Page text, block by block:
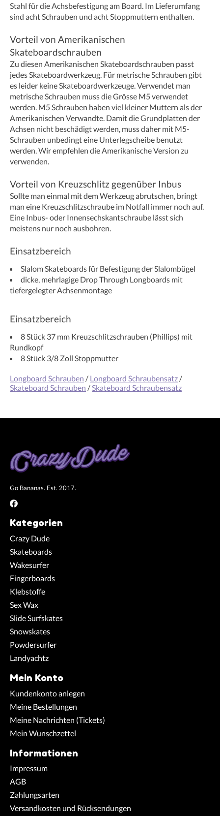
Stahl für die Achsbefestigung am Board. Im Lieferumfang
sind acht Schrauben und acht Stoppmuttern enthalten.
Vorteil von Amerikanischen
Skateboardschrauben
Zu diesen Amerikanischen Skateboardschrauben passt
jedes Skateboardwerkzeug. Für metrische Schrauben gibt
es leider keine Skateboardwerkzeuge. Verwendet man
metrische Schrauben muss die Grösse M5 verwendet
werden. M5 Schrauben haben viel kleiner Muttern als der
Amerikanischen Verwandte. Damit die Grundplatten der
Achsen nicht beschädigt werden, muss daher mit M5-
Schrauben unbedingt eine Unterlegscheibe benutzt
werden. Wir empfehlen die Amerikanische Version zu
verwenden.
Vorteil von Kreuzschlitz gegenüber Inbus
Sollte man einmal mit dem Werkzeug abrutschen, bringt
man eine Kreuzschlitzschraube im Notfall immer noch auf.
Eine Inbus- oder Innensechskantschraube lässt sich
meistens nur noch ausbohren.
Einsatzbereich
Slalom Skateboards für Befestigung der Slalombügel
dicke, mehrlagige Drop Through Longboards mit
tiefergelegter Achsenmontage
Einsatzbereich
8 Stück 37 mm Kreuzschlitzschrauben (Phillips) mit
Rundkopf
8 Stück 3/8 Zoll Stoppmutter
Longboard Schrauben / Longboard Schraubensatz /
Skateboard Schrauben / Skateboard Schraubensatz
Go Bananas. Est. 2017.
Kategorien
Crazy Dude
Skateboards
Wakesurfer
Fingerboards
Klebstoffe
Sex Wax
Slide Surfskates
Snowskates
Powdersurfer
Landyachtz
Mein Konto
Kundenkonto anlegen
Meine Bestellungen
Meine Nachrichten (Tickets)
Mein Wunschzettel
Informationen
Impressum
AGB
Zahlungsarten
Versandkosten und Rücksendungen